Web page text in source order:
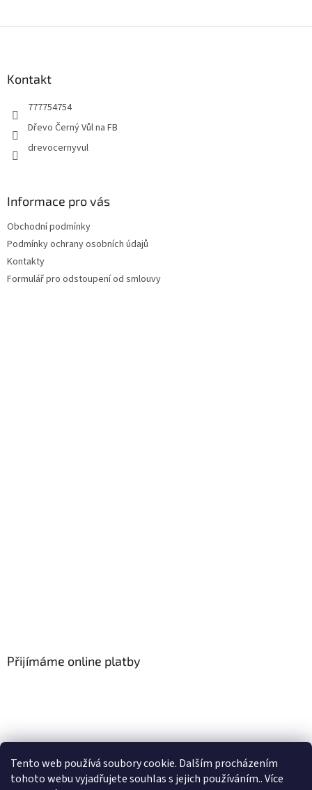
Tento web používá soubory cookie. Dalším procházením
tohoto webu vyjadřujete souhlas s jejich používáním.. Více
Kontakt
777754754
Dřevo Černý Vůl na FB
drevocernyvul
Informace pro vás
Obchodní podmínky
Podmínky ochrany osobních údajů
Kontakty
Formulář pro odstoupení od smlouvy
Přijímáme online platby